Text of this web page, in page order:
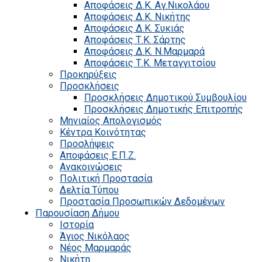
Αποφάσεις Δ.Κ. Αγ.Νικολάου
Αποφάσεις Δ.Κ. Νικήτης
Αποφάσεις Δ.Κ. Συκιάς
Αποφάσεις Τ.Κ. Σάρτης
Αποφάσεις Δ.Κ. Ν.Μαρμαρά
Αποφάσεις Τ.Κ. Μεταγγιτσίου
Προκηρύξεις
Προσκλήσεις
Προσκλήσεις Δημοτικού Συμβουλίου
Προσκλήσεις Δημοτικής Επιτροπής
Μηνιαίος Απολογισμός
Κέντρα Κοινότητας
Προσλήψεις
Αποφάσεις Ε.Π.Ζ.
Ανακοινώσεις
Πολιτική Προστασία
Δελτία Τύπου
Προστασία Προσωπικών Δεδομένων
Παρουσίαση Δήμου
Ιστορία
Άγιος Νικόλαος
Νέος Μαρμαράς
Νικήτη